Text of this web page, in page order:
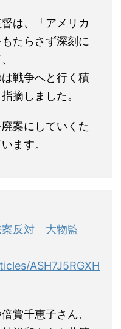
は、「アメリカ
たらさず深刻に
は戦争へと行く積
摘しました。
案にしていくた
ます。
案反対 大物監
ASH7J5RGXH
賞千恵子さん、